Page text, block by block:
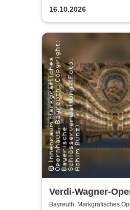
Graceland
16.10.2026
Verdi-Wagner-
(Zusatzkonzert) -
Bayreuth, Markgräfisches